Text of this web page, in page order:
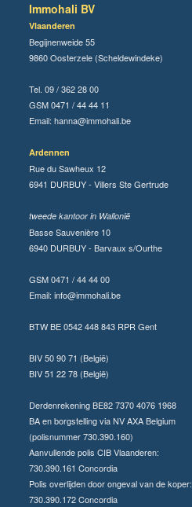
Immohali BV
Vlaanderen
Begijnenweide 55
9860 Oosterzele (Scheldewindeke)
Tel. 09 / 362 28 00
GSM 0471 / 44 44 11
Email: hanna@immohali.be
Ardennen
Rue du Sawheux 12
6941 DURBUY - Villers Ste Gertrude
tweede kantoor in Wallonië
Basse Sauvenière 10
6940 DURBUY - Barvaux s/Ourthe
GSM 0471 / 44 44 00
Email: info@immohali.be
BTW BE 0542 448 843 RPR Gent
BIV 50 90 71 (België)
BIV 51 22 78 (België)
Derdenrekening BE82 7370 4076 1968
BA en borgstelling via NV AXA Belgium
(polisnummer 730.390.160)
Aanvullende polis CIB Vlaanderen:
730.390.161 Concordia
Polis overlijden door ongeval van de koper:
730.390.172 Concordia